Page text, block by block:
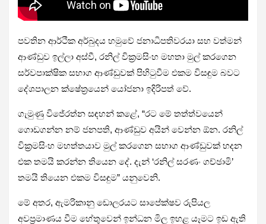
පවතින ආර්ථික අර්බුදය හමුවේ ජනාධිපතිවරයා සහ වත්මන්
ආණ්ඩුව ඉල්ලා අස්වී, රනිල් වික්‍රමසිංහ මහතා මුල් කරගෙන
සර්වපාක්ෂික සභාග ආණ්ඩුවක් පිහිටුවීම එකම විසඳුම බවට
දේශපාලන ක්ෂේත්‍රයෙන් යෝජනා ඉදිරිපත් වේ.
ගැමුණු විජේරත්න සඳහන් කළේ, “රට මේ තත්ත්වයෙන්
ගොඩගන්න නම් ජනපති, ආණ්ඩුව අයින් වෙන්න ඕන. රනිල්
වික්‍රමසිංහ මහත්තයාව මුල් කරගෙන සභාග ආණ්ඩුවක් හදන
එක තමයි කරන්න තියෙන දේ. දැන් ‘රනිල් සරණං ගච්ඡාමි’
තමයි තියෙන එකම විසඳුම” යනුවෙනි.
මේ අතර, ඇමරිකානු ඩොලරයට සාපේක්ෂව රුපියල
අවප්‍රමාණය වීම හේතුවෙන් ඉන්ධන මිල ඉහළ යෑමට ඉඩ ඇති